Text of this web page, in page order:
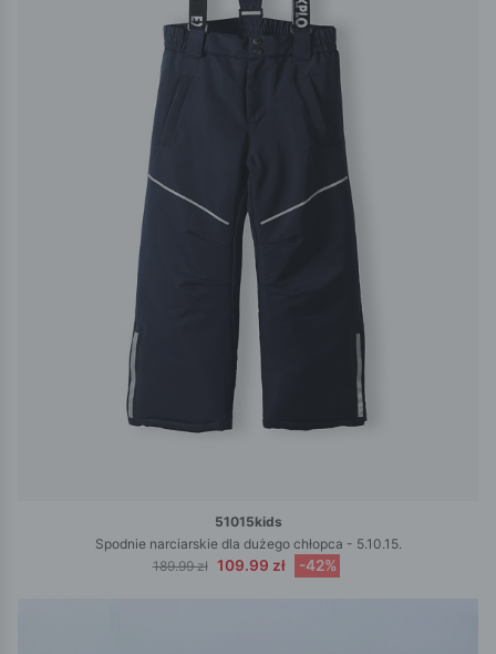
51015kids
Spodnie narciarskie dla dużego chłopca - 5.10.15.
189.99 zł 109.99 zł -42%